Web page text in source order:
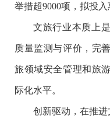
举措超9000项，拟投入
文旅行业本质上
质量监测与评价，完
旅领域安全管理和旅
际化水平。
创新驱动，在推进